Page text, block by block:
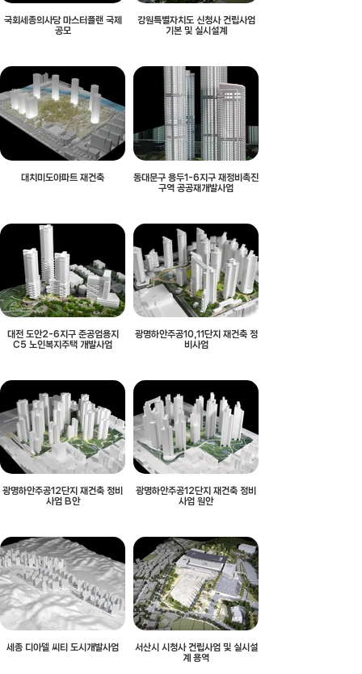
국회세종의사당 마스터플랜 국제
공모
강원특별자치도 신청사 건립사업
기본 및 실시설계
대치미도아파트 재건축
동대문구 용두1-6지구 재정비촉진
구역 공공재개발사업
대전 도안2-6지구 준공업용지
C5 노인복지주택 개발사업
광명하안주공10,11단지 재건축 정
비사업
광명하안주공12단지 재건축 정비
사업 B안
광명하안주공12단지 재건축 정비
사업 원안
세종 디아델 씨티 도시개발사업
서산시 시청사 건립사업 및 실시설
계 용역